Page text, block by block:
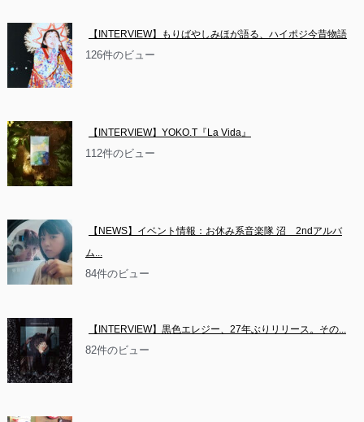
【INTERVIEW】もりばやしみほが語る、ハイポジ今昔物語
126件のビュー
【INTERVIEW】YOKO.T『La Vida』
112件のビュー
【NEWS】イベント情報：お休み系音楽隊 沼　2ndアルバ
ム...
84件のビュー
【INTERVIEW】黒色エレジー、27年ぶりリリース。その...
82件のビュー